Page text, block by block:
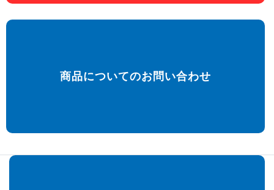
商品についてのお問い合わせ